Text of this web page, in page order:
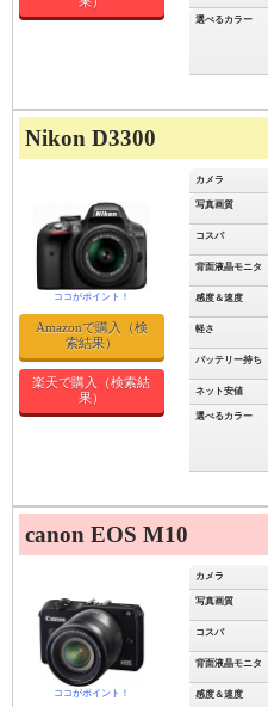
選べるカラー
Nikon D3300
カメラ
写真画質
コスパ
背面液晶モニタ
感度＆速度
軽さ
バッテリー持ち
ネット安値
選べるカラー
Amazonで購入（検
索結果）
楽天で購入（検索結
果）
canon EOS M10
カメラ
写真画質
コスパ
背面液晶モニタ
感度＆速度